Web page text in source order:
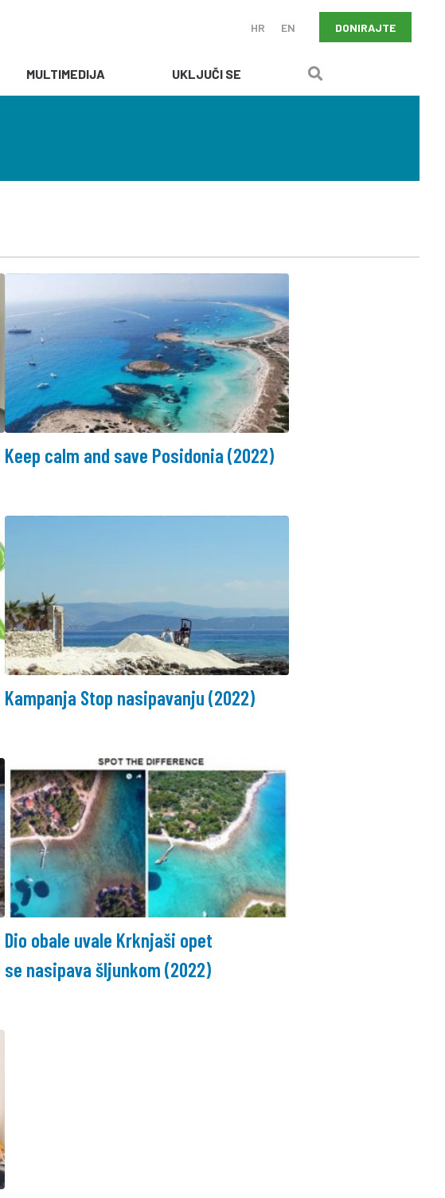
HR EN DONIRAJTE
MULTIMEDIJA UKLJUČI SE
Keep calm and save Posidonia (2022)
Kampanja Stop nasipavanju (2022)
Dio obale uvale Krknjaši opet
se nasipava šljunkom (2022)